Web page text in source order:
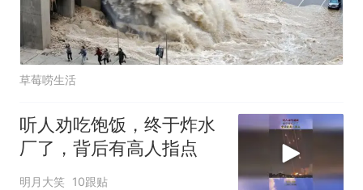
草莓唠生活
听人劝吃饱饭，终于炸水
厂了，背后有高人指点
明月大笑 10跟贴